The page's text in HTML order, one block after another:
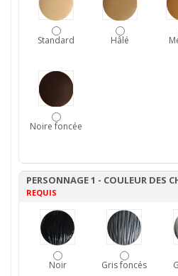
Standard Hâlé
Noire foncée
PERSONNAGE 1 - COULEUR DES
REQUIS
Noir Gris foncés